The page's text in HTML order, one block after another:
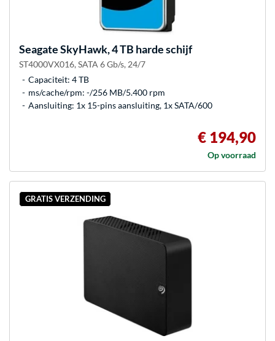
SeagateSkyHawk, 4 TB harde schijf
ST4000VX016, SATA 6 Gb/s, 24/7
Capaciteit: 4 TB
ms/cache/rpm: -/256 MB/5.400 rpm
Aansluiting: 1x 15-pins aansluiting, 1x SATA/600
€ 194,90
Op voorraad
GRATIS VERZENDING